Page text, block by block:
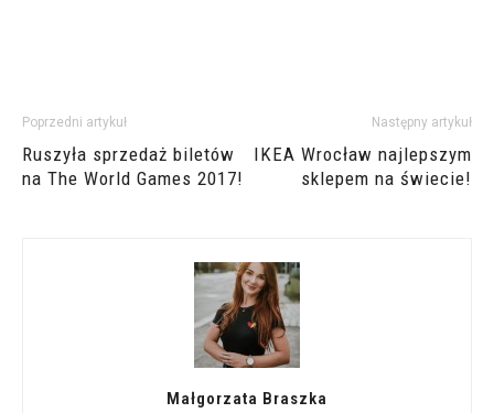
Poprzedni artykuł
Ruszyła sprzedaż biletów
na The World Games 2017!
Następny artykuł
IKEA Wrocław najlepszym
sklepem na świecie!
Małgorzata Braszka